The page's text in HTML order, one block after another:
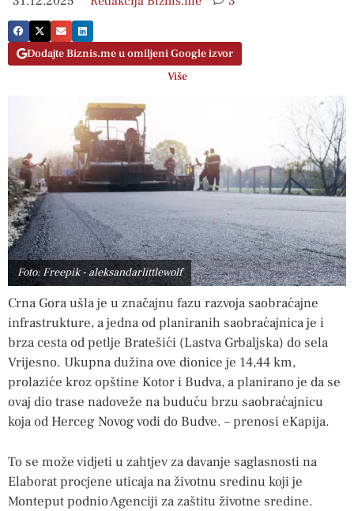
Dodajte Biznis.me u omiljeni Google izvor
Više
Foto: Freepik - aleksandarlittlewolf
Crna Gora ušla je u značajnu fazu razvoja saobraćajne
infrastrukture, a jedna od planiranih saobraćajnica je i
brza cesta od petlje Bratešići (Lastva Grbaljska) do sela
Vrijesno. Ukupna dužina ove dionice je 14,44 km,
prolaziće kroz opštine Kotor i Budva, a planirano je da se
ovaj dio trase nadoveže na buduću brzu saobraćajnicu
koja od Herceg Novog vodi do Budve. – prenosi eKapija.
To se može vidjeti u zahtjev za davanje saglasnosti na
Elaborat procjene uticaja na životnu sredinu koji je
Monteput podnio Agenciji za zaštitu životne sredine.